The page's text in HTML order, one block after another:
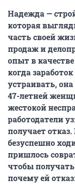
Надежда —
которая
часть своей
продаж и
опыт в
когда
устраивать,
47-летней
жестокой
работодатели
получает
безуспешно
пришлось
чтобы получать
почему ей